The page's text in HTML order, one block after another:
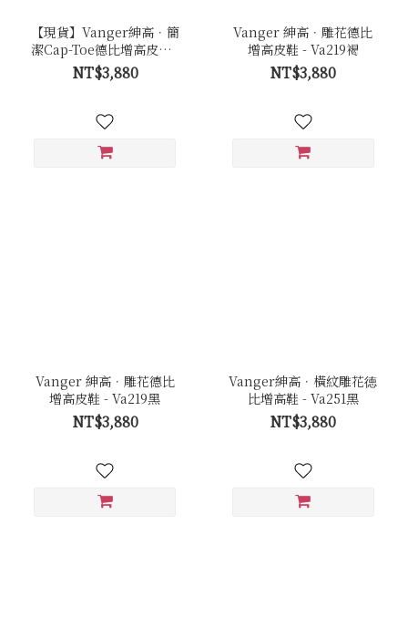
【現貨】Vanger紳高．簡
潔Cap-Toe德比增高皮鞋 -
Va254黑
NT$3,880
Vanger 紳高．雕花德比
增高皮鞋 - Va219褐
NT$3,880
Vanger 紳高．雕花德比
增高皮鞋 - Va219黑
NT$3,880
Vanger紳高．橫紋雕花徳
比增高鞋 - Va251黑
NT$3,880